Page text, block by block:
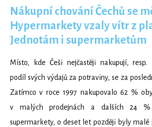
Nákupní chování Čechů se
Hypermarkety vzaly vítr z
Jednotám i supermarketům
Místo, kde Češi nejčastěji nakupují,
podíl svých výdajů za potraviny, se za
Zatímco v roce 1997 nakupovalo 62 %
v malých prodejnách a dalších 24 %
supermarkety, o deset let později byly malé